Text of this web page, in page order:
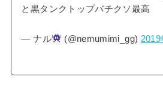
と黒タンクトップバチクソ最高
— ナル (@nemumimi_gg) 2019